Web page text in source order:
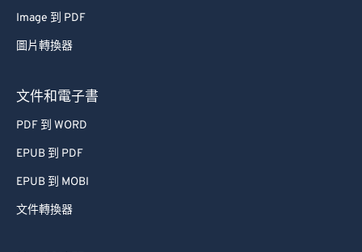
Image 到 PDF
圖片轉換器
文件和電子書
PDF 到 WORD
EPUB 到 PDF
EPUB 到 MOBI
文件轉換器